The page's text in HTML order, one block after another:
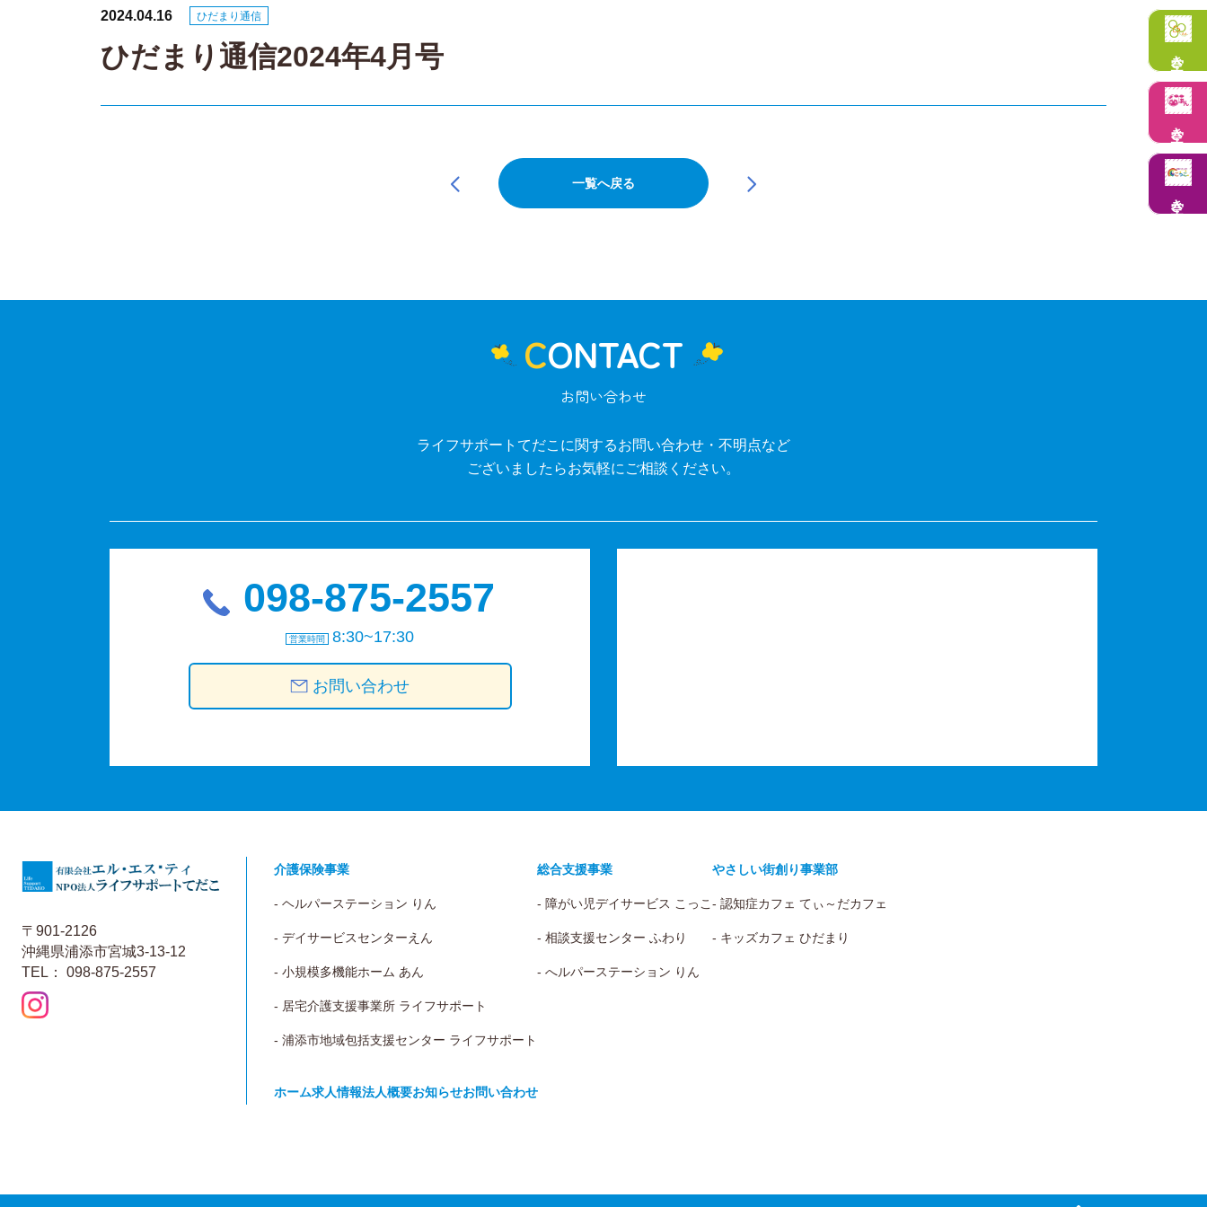
空き状況
空き状況
空き状況
ひだまり通信2024年4月号
2024.04.16 ひだまり通信
一覧へ戻る
CONTACT
お問い合わせ
ライフサポートてだこに関するお問い合わせ・不明点など
ございましたらお気軽にご相談ください。
098-875-2557
営業時間 8:30~17:30
お問い合わせ
〒901-2126
沖縄県浦添市宮城3-13-12
TEL： 098-875-2557
介護保険事業
- ヘルパーステーション りん
- デイサービスセンターえん
- 小規模多機能ホーム あん
- 居宅介護支援事業所 ライフサポート
- 浦添市地域包括支援センター ライフサポート
総合支援事業
- 障がい児デイサービス こっこ
- 相談支援センター ふわり
- へルパーステーション りん
やさしい街創り事業部
- 認知症カフェ てぃ～だカフェ
- キッズカフェ ひだまり
ホーム求人情報法人概要お知らせお問い合わせ